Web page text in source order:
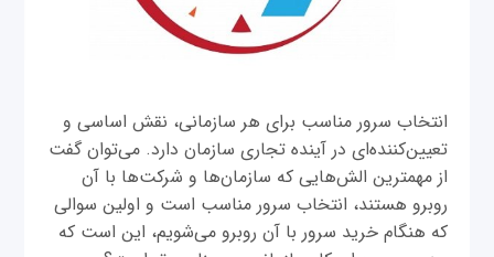
انتخاب سرور مناسب برای هر سازمانی، نقش اساسی و
تعیین‌کننده‌ای در آینده تجاری سازمان دارد. می‌توان گفت
از مهمترین الش‌هایی که سازمان‌ها و شرکت‌ها با آن
روبرو هستند، انتخاب سرور مناسب است و اولین سوالی
که هنگام خرید سرور با آن روبرو می‌شویم، این است که